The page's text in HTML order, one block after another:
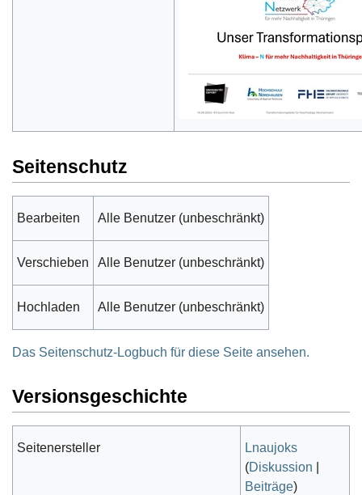
Seitenschutz
Bearbeiten Alle Benutzer (unbeschränkt)
Verschieben Alle Benutzer (unbeschränkt)
Hochladen Alle Benutzer (unbeschränkt)
Das Seitenschutz-Logbuch für diese Seite ansehen.
Versionsgeschichte
Seitenersteller
Lnaujoks
(Diskussion
Beiträge)